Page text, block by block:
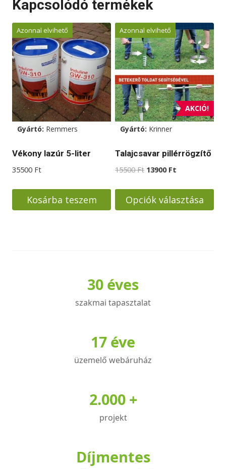
a
több
variációja
van.
A
változatok
a
termékoldalon
választhatók
Kapcsolódó termékek
Azonnal elvihető
Gyártó: Remmers
Vékony lazúr 5-liter
35500 Ft
Kosárba teszem
AKCIÓ!
Azonnal elvihető
Gyártó: Krinner
Talajcsavar pillérrögzítő
15500Ft Original
was:
15500 Ft.
13900 Ft
is:
13900 Ft.
Opciók választása
van.
A
termékoldalon
ki
30 éves
szakmai tapasztalat
17 éve
üzemelő webáruház
2.000 +
projekt
Díjmentes